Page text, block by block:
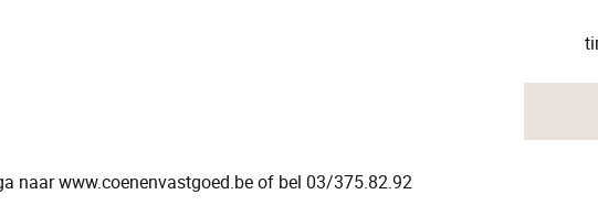
naar www.coenenvastgoed.be of bel 03/375.82.92